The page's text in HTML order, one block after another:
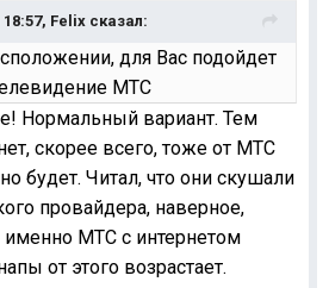
Felix сказал:
для Вас подойдет
МТС
Нормальный вариант. Тем
скорее всего, тоже от МТС
будет. Читал, что они скушали
провайдера, наверное,
именно МТС с интернетом
от этого возрастает.